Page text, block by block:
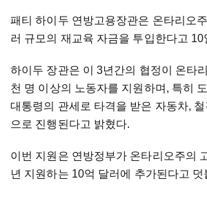
패티 하이두 연방고용장관은 온타리오
러 규모의 재교육 자금을 투입한다고 10
하이두 장관은 이 3년간의 협정이 온타
천 명 이상의 노동자를 지원하며, 특히
대통령의 관세로 타격을 받은 자동차,
으로 진행된다고 밝혔다.
이번 지원은 연방정부가 온타리오주의
년 지원하는 10억 달러에 추가된다고 덧